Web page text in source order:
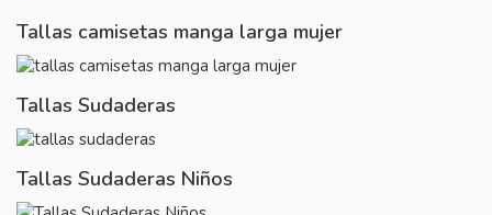
Tallas camisetas manga larga mujer
Tallas Sudaderas
Tallas Sudaderas Niños